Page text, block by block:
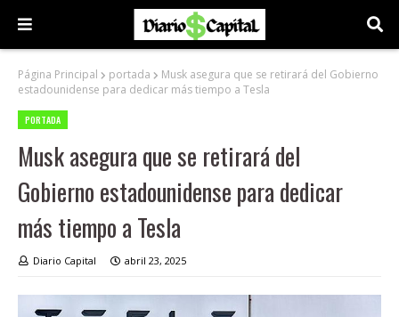
Página Principal portada
Musk asegura que se retirará del Gobierno
estadounidense para dedicar más tiempo a Tesla
PORTADA
Musk asegura que se retirará del
Gobierno estadounidense para dedicar
más tiempo a Tesla
Diario Capital abril 23, 2025